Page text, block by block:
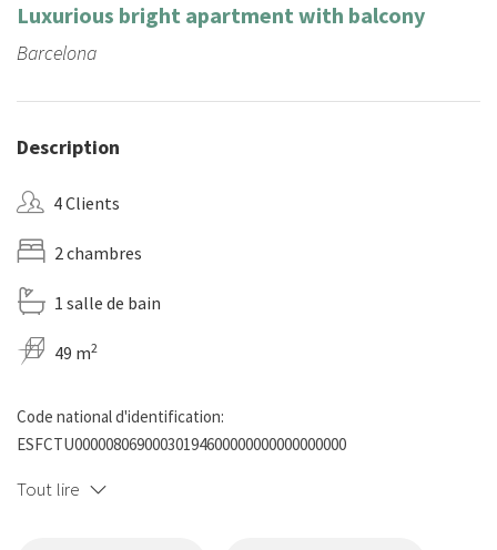
Luxurious bright apartment with balcony
Barcelona
Description
4 Clients
2 chambres
1 salle de bain
49 m2
Code national d'identification:
ESFCTU00000806900030194600000000000000000
Tout lire